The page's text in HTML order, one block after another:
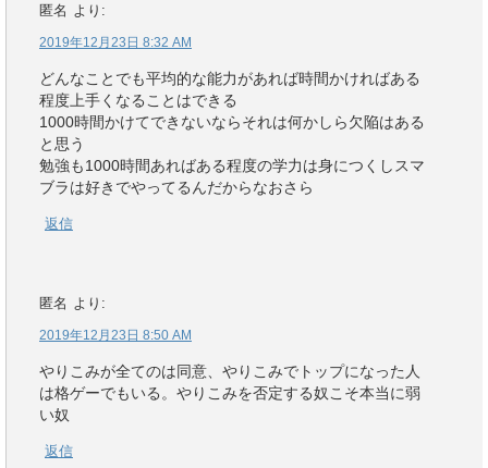
匿名 より:
2019年12月23日 8:32 AM
どんなことでも平均的な能力があれば時間かければある
程度上手くなることはできる
1000時間かけてできないならそれは何かしら欠陥はある
と思う
勉強も1000時間あればある程度の学力は身につくしスマ
ブラは好きでやってるんだからなおさら
返信
匿名 より:
2019年12月23日 8:50 AM
やりこみが全てのは同意、やりこみでトップになった人
は格ゲーでもいる。やりこみを否定する奴こそ本当に弱
い奴
返信